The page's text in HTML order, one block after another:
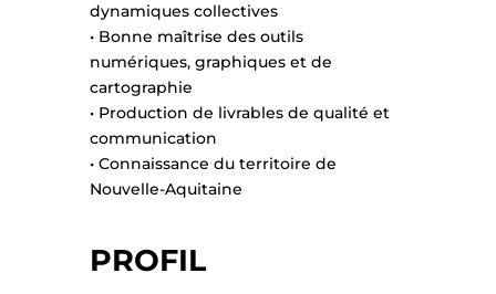
dynamiques collectives
• Bonne maîtrise des outils
numériques, graphiques et de
cartographie
• Production de livrables de qualité et
communication
• Connaissance du territoire de
Nouvelle-Aquitaine
PROFIL